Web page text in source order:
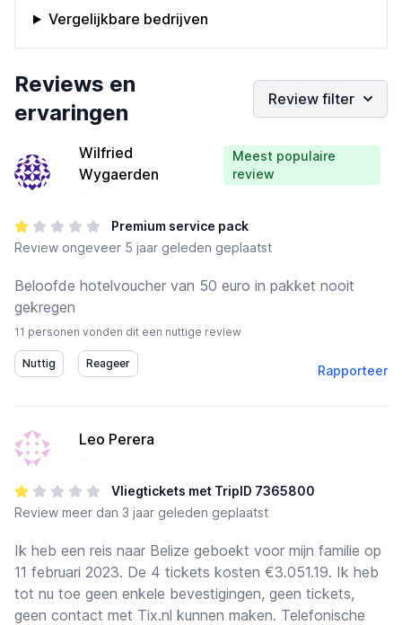
Vergelijkbare bedrijven
Bedrijfs reviews
Reviews en
ervaringen
Review filter
Wilfried
Wygaerden
Meest populaire
review
Premium service pack
Review ongeveer 5 jaar geleden geplaatst
Beloofde hotelvoucher van 50 euro in pakket nooit
gekregen
11 personen vonden dit een nuttige review
Rapporteer
Leo Perera
Vliegtickets met TripID 7365800
Review meer dan 3 jaar geleden geplaatst
Ik heb een reis naar Belize geboekt voor mijn familie op
11 februari 2023. De 4 tickets kosten €3.051.19. Ik heb
tot nu toe geen enkele bevestigingen, geen tickets,
geen contact met Tix.nl kunnen maken. Telefonische